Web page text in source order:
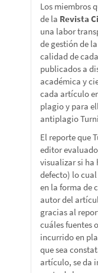
Los miembros
de la Revista
una labor
de gestión de
calidad de
publicados a
académica y
cada artículo
plagio y para
antiplagio
El reporte que
editor
visualizar si ha
defecto) lo
en la forma de
autor del
gracias al
cuáles fuentes
incurrido en
que sea
artículo, se da